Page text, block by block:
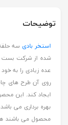
توضیحات
استخر بادی
شده از شرکت بست
عده زیادی را به
روی آن طرح های
ایجاد کند. این
بهره برداری می
محصول می باشند